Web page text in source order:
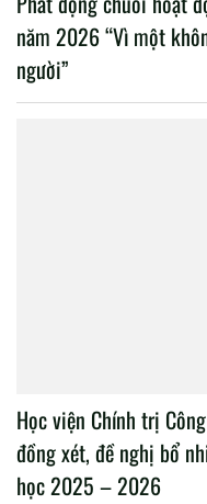
năm 2026 “Vì một
người”
Học viện Chính trị
đồng xét, đề nghị bổ
học 2025 – 2026